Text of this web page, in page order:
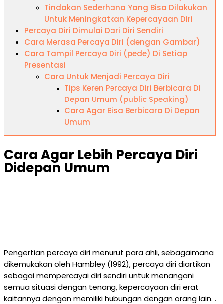
Tindakan Sederhana Yang Bisa Dilakukan
Untuk Meningkatkan Kepercayaan Diri
Percaya Diri Dimulai Dari Diri Sendiri
Cara Merasa Percaya Diri (dengan Gambar)
Cara Tampil Percaya Diri (pede) Di Setiap
Presentasi
Cara Untuk Menjadi Percaya Diri
Tips Keren Percaya Diri Berbicara Di
Depan Umum (public Speaking)
Cara Agar Bisa Berbicara Di Depan
Umum
Cara Agar Lebih Percaya Diri
Didepan Umum
Pengertian percaya diri menurut para ahli, sebagaimana
dikemukakan oleh Hambley (1992), percaya diri diartikan
sebagai mempercayai diri sendiri untuk menangani
semua situasi dengan tenang, kepercayaan diri erat
kaitannya dengan memiliki hubungan dengan orang lain. .